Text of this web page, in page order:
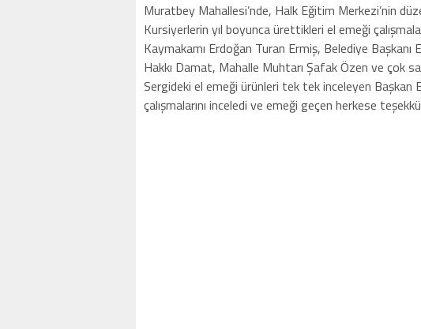
Muratbey Mahallesi’nde, Halk Eğitim Merkezi’nin
Kursiyerlerin yıl boyunca ürettikleri el emeği
Kaymakamı Erdoğan Turan Ermiş, Belediye
Hakkı Damat, Mahalle Muhtarı Şafak Özen ve çok
Sergideki el emeği ürünleri tek tek inceleyen Başkan
çalışmalarını inceledi ve emeği geçen herkese